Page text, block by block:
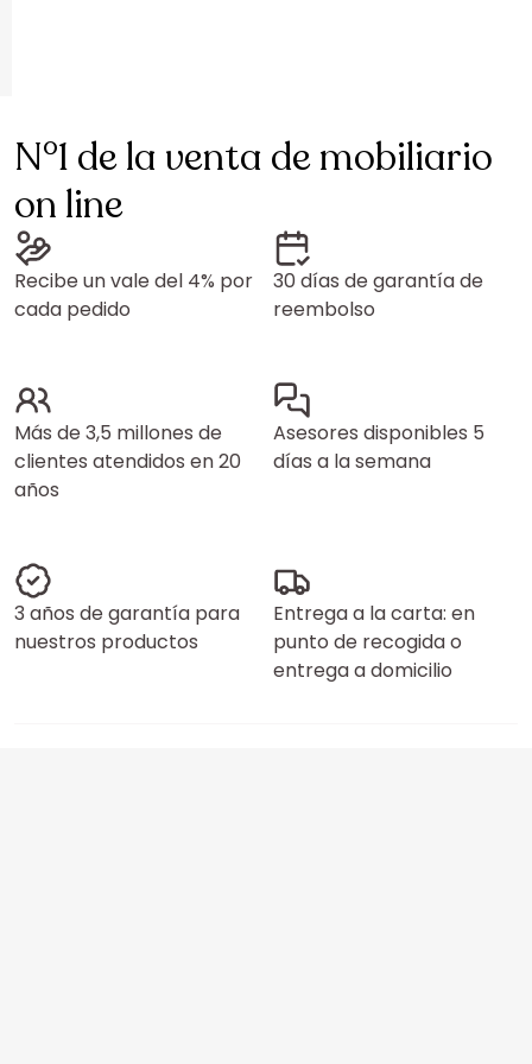
N°1 de la venta de mobiliario
on line
Recibe un vale del 4% por
cada pedido
30 días de garantía de
reembolso
Más de 3,5 millones de
clientes atendidos en 20
años
Asesores disponibles 5
días a la semana
3 años de garantía para
nuestros productos
Entrega a la carta: en
punto de recogida o
entrega a domicilio